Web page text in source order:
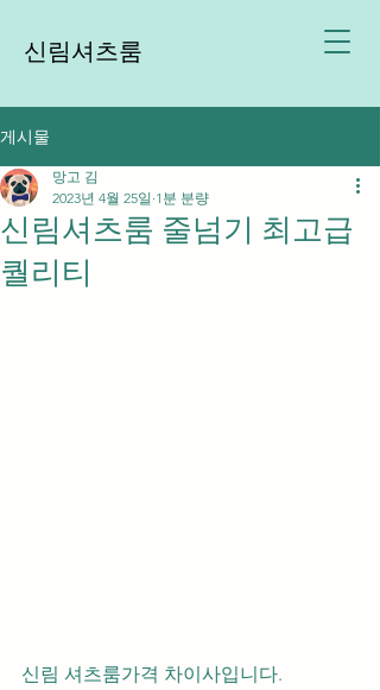
신림셔츠룸
게시물
신림셔츠룸 줄넘기 최고급
퀄리티
망고 김
2023년 4월 25일 1분 분량
신림 셔츠룸가격 차이사입니다.